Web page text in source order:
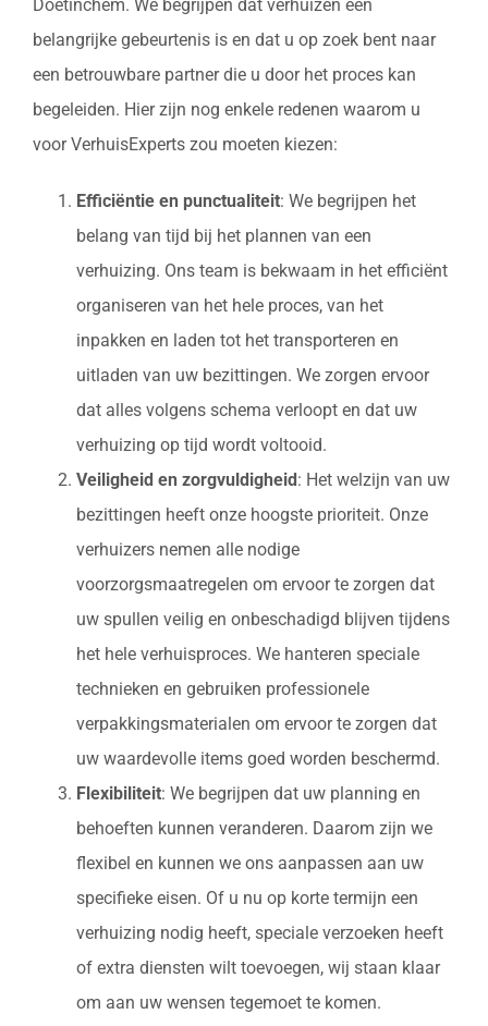
Doetinchem. We begrijpen dat verhuizen een
belangrijke gebeurtenis is en dat u op zoek bent naar
een betrouwbare partner die u door het proces kan
begeleiden. Hier zijn nog enkele redenen waarom u
voor VerhuisExperts zou moeten kiezen:
Efficiëntie en punctualiteit: We begrijpen het
belang van tijd bij het plannen van een
verhuizing. Ons team is bekwaam in het efficiënt
organiseren van het hele proces, van het
inpakken en laden tot het transporteren en
uitladen van uw bezittingen. We zorgen ervoor
dat alles volgens schema verloopt en dat uw
verhuizing op tijd wordt voltooid.
Veiligheid en zorgvuldigheid : Het welzijn van uw
bezittingen heeft onze hoogste prioriteit. Onze
verhuizers nemen alle nodige
voorzorgsmaatregelen om ervoor te zorgen dat
uw spullen veilig en onbeschadigd blijven tijdens
het hele verhuisproces. We hanteren speciale
technieken en gebruiken professionele
verpakkingsmaterialen om ervoor te zorgen dat
uw waardevolle items goed worden beschermd.
Flexibiliteit: We begrijpen dat uw planning en
behoeften kunnen veranderen. Daarom zijn we
flexibel en kunnen we ons aanpassen aan uw
specifieke eisen. Of u nu op korte termijn een
verhuizing nodig heeft, speciale verzoeken heeft
of extra diensten wilt toevoegen, wij staan klaar
om aan uw wensen tegemoet te komen.